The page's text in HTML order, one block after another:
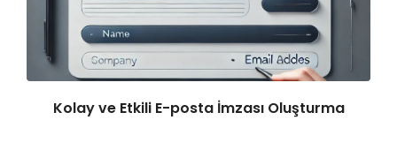
Kolay ve Etkili E-posta İmzası Oluşturma